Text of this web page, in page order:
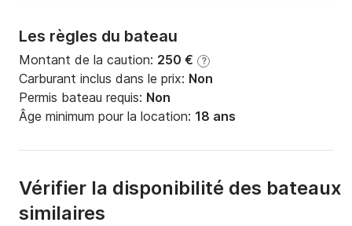
Les règles du bateau
Montant de la caution: 250 € ?
Carburant inclus dans le prix: Non
Permis bateau requis: Non
Âge minimum pour la location: 18 ans
Vérifier la disponibilité des bateaux
similaires